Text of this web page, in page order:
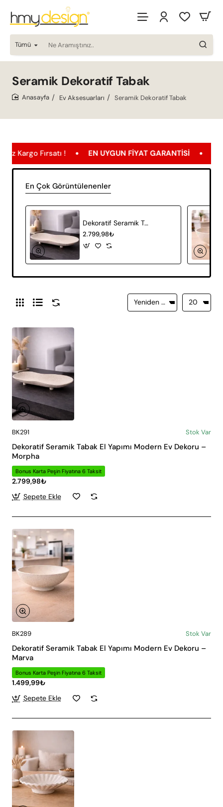
Tümü
Ne
Aramıştınız..
Seramik Dekoratif Tabak
Ev Aksesuarları Seramik Dekoratif Tabak
! EN UYGUN FIYAT GARANTISI Ücretsiz
En Çok Görüntülenenler
Dekoratif Seramik Tabak El Yapımı Modern Ev Dekoru – Morpha
2.799,98₺
BK291 Stok Var
Dekoratif Seramik Tabak El Yapımı Modern Ev Dekoru –
Morpha
Bonus Karta Peşin Fiyatına 6 Taksit
2.799,98₺
Sepete Ekle
BK289 Stok Var
Dekoratif Seramik Tabak El Yapımı Modern Ev Dekoru –
Marva
Bonus Karta Peşin Fiyatına 6 Taksit
1.499,99₺
Sepete Ekle